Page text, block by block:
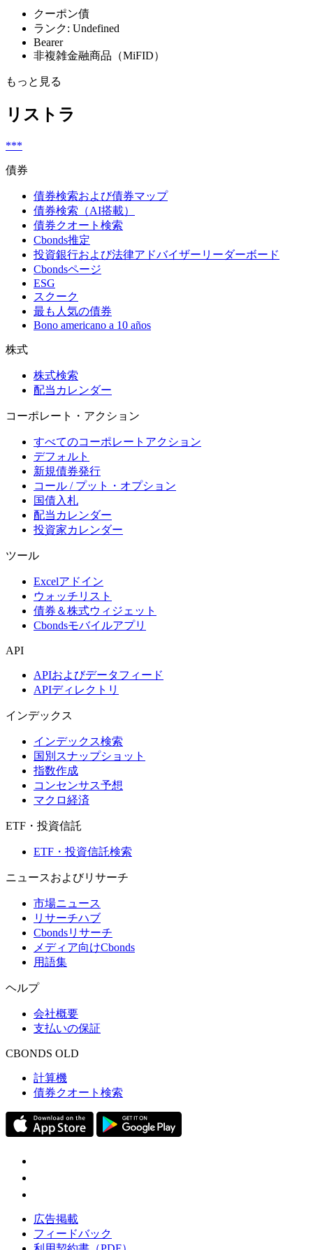
クーポン債
ランク: Undefined
Bearer
非複雑金融商品（MiFID）
もっと見る
リストラ
***
債券
債券検索および債券マップ
債券検索（AI搭載）
債券クオート検索
Cbonds推定
投資銀行および法律アドバイザーリーダーボード
Cbondsページ
ESG
スクーク
最も人気の債券
Bono americano a 10 años
株式
株式検索
配当カレンダー
コーポレート・アクション
すべてのコーポレートアクション
デフォルト
新規債券発行
コール / プット・オプション
国債入札
配当カレンダー
投資家カレンダー
ツール
Excelアドイン
ウォッチリスト
債券＆株式ウィジェット
Cbondsモバイルアプリ
API
APIおよびデータフィード
APIディレクトリ
インデックス
インデックス検索
国別スナップショット
指数作成
コンセンサス予想
マクロ経済
ETF・投資信託
ETF・投資信託検索
ニュースおよびリサーチ
市場ニュース
リサーチハブ
Cbondsリサーチ
メディア向けCbonds
用語集
ヘルプ
会社概要
支払いの保証
CBONDS OLD
計算機
債券クオート検索
広告掲載
フィードバック